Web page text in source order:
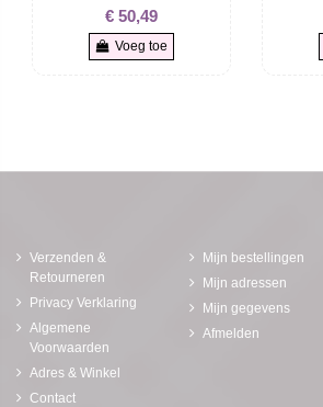
€ 50,49
Voeg toe
Verzenden &
Retourneren
Privacy Verklaring
Algemene
Voorwaarden
Adres & Winkel
Contact
Mijn bestellingen
Mijn adressen
Mijn gegevens
Afmelden